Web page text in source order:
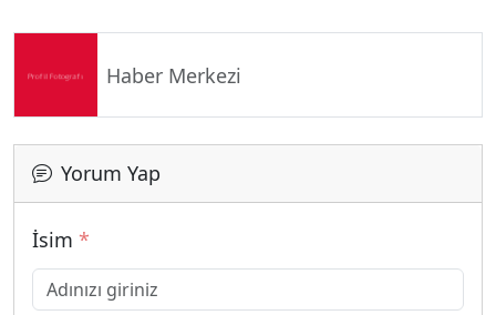
Haber Merkezi
Yorum Yap
İsim *